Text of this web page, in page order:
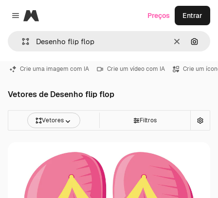
Close menu
Magnific
Limpar
Preços Entrar
Crie uma imagem com IA Crie um vídeo com IA Crie um
Vetores de Desenho flip flop
Vetores Filtros